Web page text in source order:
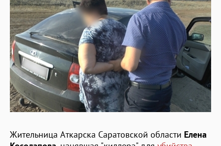
Жительница Аткарска Саратовской области Елена